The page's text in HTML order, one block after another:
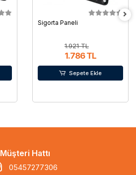
Sigorta Paneli
1.921 TL
1.786 TL
Sepete Ekle
Müşteri Hattı
05457277306